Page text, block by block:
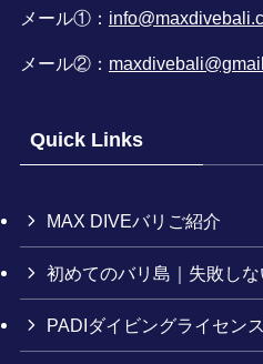
メール①：
メール②：
Quick Links
MAX DIVEバリご紹介
初めてのバリ島｜失敗し
PADIダイビングライセン